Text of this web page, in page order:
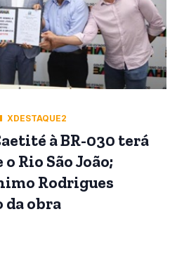
XDESTAQUE2
à BR-030 terá
Rio São João;
Rodrigues
obra